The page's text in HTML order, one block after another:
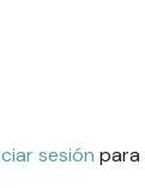
sesión